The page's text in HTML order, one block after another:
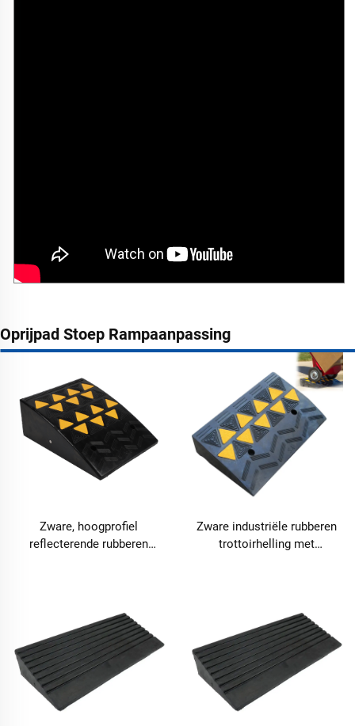
Oprijpad Stoep Rampaanpassing
Zware, hoogprofiel
reflecterende rubberen
Zware industriële rubberen
trottoirhelling met